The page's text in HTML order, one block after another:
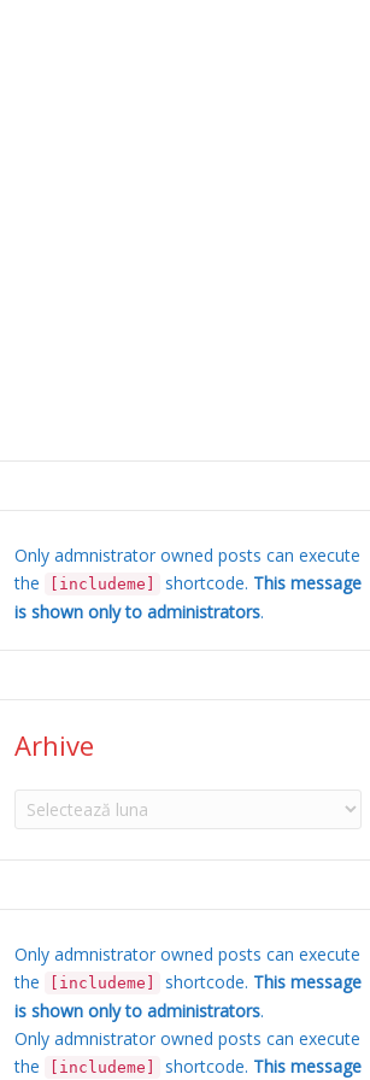
Only admnistrator owned posts can execute
the
[includeme] shortcode. This message
is shown only to administrators.
Arhive
Arhive
Only admnistrator owned posts can execute
the
[includeme] shortcode. This message
is shown only to administrators.
Only admnistrator owned posts can execute
the
[includeme] shortcode. This message